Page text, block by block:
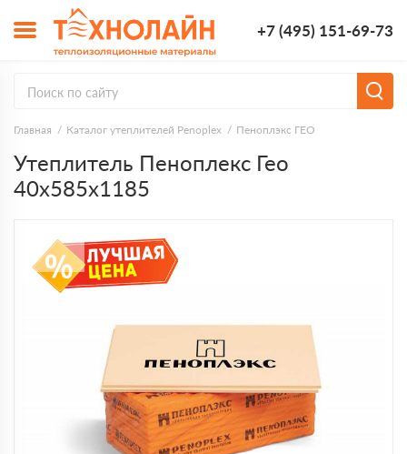
+7 (495) 151-69-73
Главная Каталог утеплителей Penoplex Пеноплэкс ГЕО
Утеплитель Пеноплекс Гео
40х585х1185